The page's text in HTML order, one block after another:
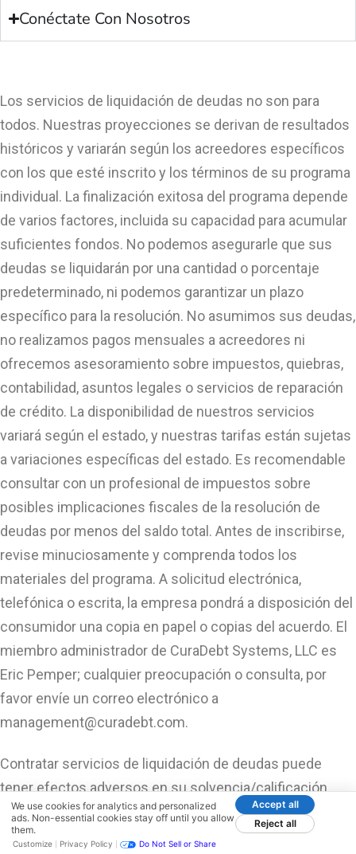
Conéctate Con Nosotros
Los servicios de liquidación de deudas no son para
todos. Nuestras proyecciones se derivan de resultados
históricos y variarán según los acreedores específicos
con los que esté inscrito y los términos de su programa
individual. La finalización exitosa del programa depende
de varios factores, incluida su capacidad para acumular
suficientes fondos. No podemos asegurarle que sus
deudas se liquidarán por una cantidad o porcentaje
predeterminado, ni podemos garantizar un plazo
específico para la resolución. No asumimos sus deudas,
no realizamos pagos mensuales a acreedores ni
ofrecemos asesoramiento sobre impuestos, quiebras,
contabilidad, asuntos legales o servicios de reparación
de crédito. La disponibilidad de nuestros servicios
variará según el estado, y nuestras tarifas están sujetas
a variaciones específicas del estado. Es recomendable
consultar con un profesional de impuestos sobre
posibles implicaciones fiscales de la resolución de
deudas por menos del saldo total. Antes de inscribirse,
revise minuciosamente y comprenda todos los
materiales del programa. A solicitud electrónica,
telefónica o escrita, la empresa pondrá a disposición del
consumidor una copia en papel o copias del acuerdo. El
miembro administrador de CuraDebt Systems, LLC es
Eric Pemper; cualquier preocupación o consulta, por
favor envíe un correo electrónico a
management@curadebt.com.
Contratar servicios de liquidación de deudas puede
tener efectos adversos en su solvencia/calificación
crediticia, pudiendo dar lugar a cobros, acciones legales
por parte de acreedores o cobradores, y a un aumento
We use cookies for analytics and personalized
ads. Non-essential cookies stay off until you allow
them.
Accept all
Reject all
Customize Privacy Policy Do Not Sell or Share